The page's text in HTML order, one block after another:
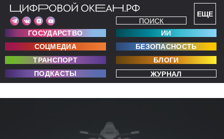
ЕЩЕ
ПОИСК
ГОСУДАРСТВО
ИИ
СОЦМЕДИА
БЕЗОПАСНОСТЬ
ТРАНСПОРТ
БЛОГИ
ПОДКАСТЫ
ЖУРНАЛ